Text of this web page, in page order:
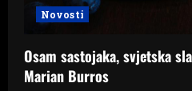
Novosti
Osam sastojaka, svjetska
Marian Burros